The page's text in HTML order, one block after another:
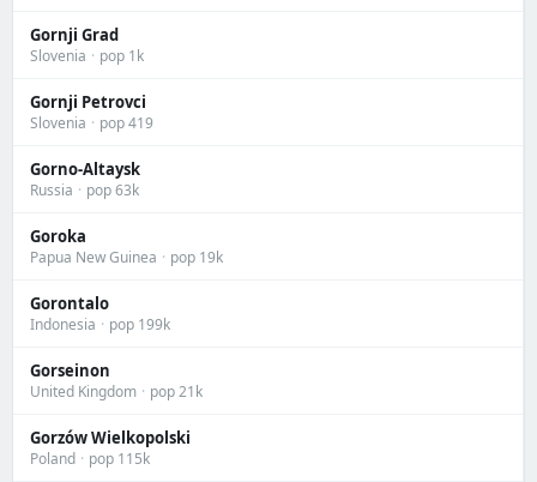
Gornji Grad
Slovenia · pop 1k
Gornji Petrovci
Slovenia · pop 419
Gorno-Altaysk
Russia · pop 63k
Goroka
Papua New Guinea · pop 19k
Gorontalo
Indonesia · pop 199k
Gorseinon
United Kingdom · pop 21k
Gorzów Wielkopolski
Poland · pop 115k